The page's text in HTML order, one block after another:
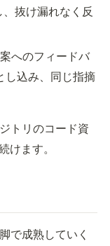
抜け漏れなく反
へのフィードバ
し込み、同じ指摘
トリのコード資
けます。
で成熟していく